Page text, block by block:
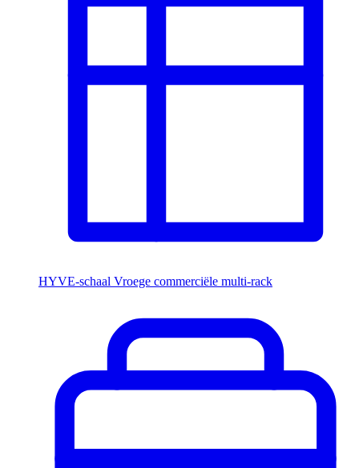
HYVE-schaal Vroege commerciële multi-rack